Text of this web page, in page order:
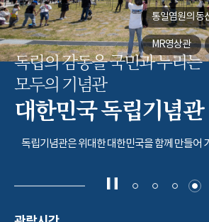
통일염원의 동
MR영상관
독립의 감동을 국민과 누리는
모두의 기념관
대한민국 독립기념관
독립기념관은 위대한 대한민국을 함께 만들어